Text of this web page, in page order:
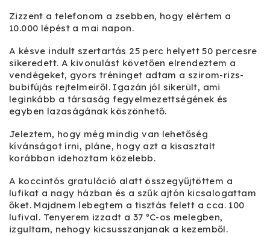
Zizzent a telefonom a zsebben, hogy elértem a
10.000 lépést a mai napon.
A késve indult szertartás 25 perc helyett 50 percesre
sikeredett. A kivonulást követően elrendeztem a
vendégeket, gyors tréninget adtam a szirom-rizs-
bubifújás rejtelmeiről. Igazán jól sikerült, ami
leginkább a társaság fegyelmezettségének és
egyben lazaságának köszönhető.
Jeleztem, hogy még mindig van lehetőség
kívánságot írni, pláne, hogy azt a kisasztalt
korábban idehoztam közelebb.
A koccintós gratuláció alatt összegyűjtöttem a
lufikat a nagy házban és a szűk ajtón kicsalogattam
őket. Majdnem lebegtem a tisztás felett a cca. 100
lufival. Tenyerem izzadt a 37 ºC-os melegben,
izgultam, nehogy kicsusszanjanak a kezemből.